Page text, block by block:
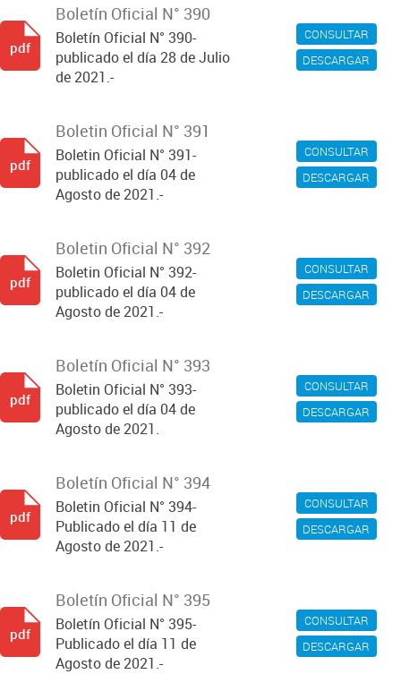
CONSULTAR
DESCARGAR
Boletín Oficial N° 390
Boletín Oficial N° 390-
publicado el día 28 de Julio
de 2021.-
pdf
CONSULTAR
DESCARGAR
Boletin Oficial N° 391
Boletin Oficial N° 391-
publicado el día 04 de
Agosto de 2021.-
pdf
CONSULTAR
DESCARGAR
Boletin Oficial N° 392
Boletin Oficial N° 392-
publicado el día 04 de
Agosto de 2021.-
pdf
CONSULTAR
DESCARGAR
Boletín Oficial N° 393
Boletin Oficial N° 393-
publicado el día 04 de
Agosto de 2021.
pdf
CONSULTAR
DESCARGAR
Boletín Oficial N° 394
Boletin Oficial N° 394-
Publicado el día 11 de
Agosto de 2021.-
pdf
CONSULTAR
DESCARGAR
Boletín Oficial N° 395
Boletín Oficial N° 395-
Publicado el día 11 de
Agosto de 2021.-
pdf